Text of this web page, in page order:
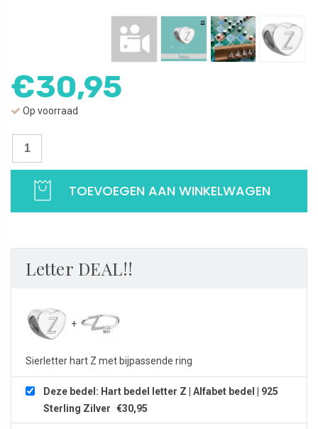
€30,95
Op voorraad
Hart
|
925
Zilver
aantal
TOEVOEGEN AAN WINKELWAGEN
Letter DEAL!!
Sierletter hart Z met bijpassende ring
Deze bedel: Hart bedel letter Z | Alfabet bedel | 925
Sterling Zilver €30,95